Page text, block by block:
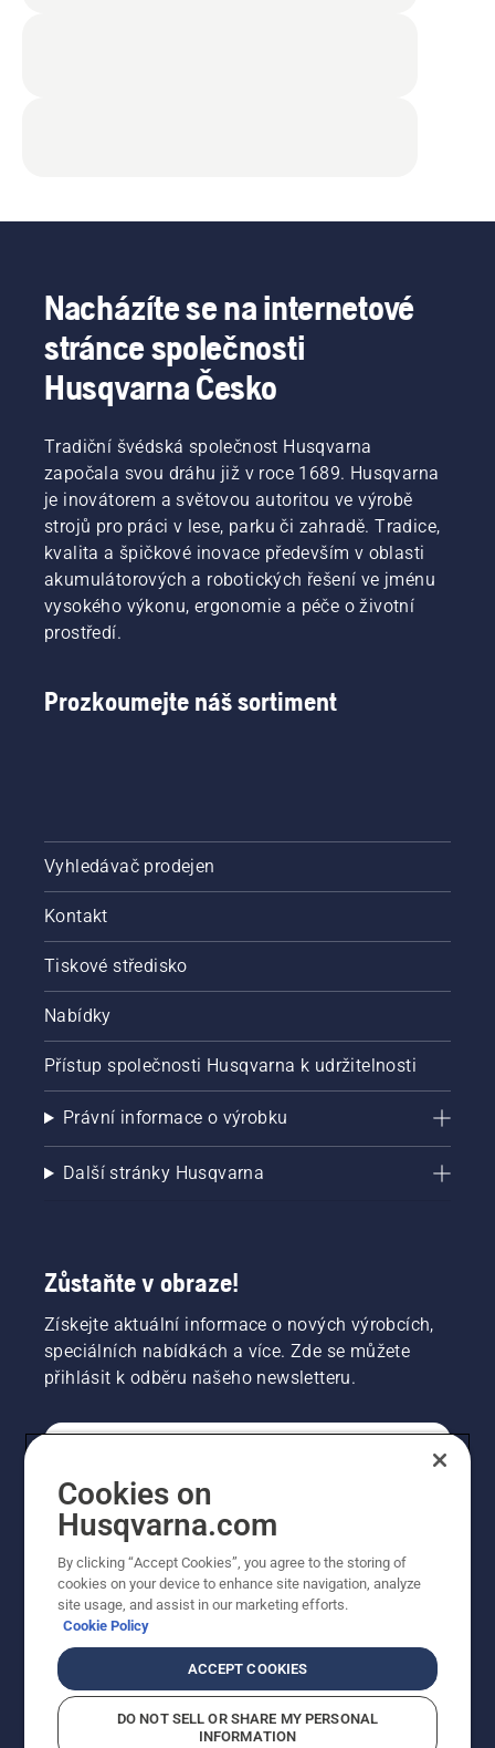
Nacházíte se na internetové
stránce společnosti
Husqvarna Česko
Tradiční švédská společnost Husqvarna
započala svou dráhu již v roce 1689. Husqvarna
je inovátorem a světovou autoritou ve výrobě
strojů pro práci v lese, parku či zahradě. Tradice,
kvalita a špičkové inovace především v oblasti
akumulátorových a robotických řešení ve jménu
vysokého výkonu, ergonomie a péče o životní
prostředí.
Prozkoumejte náš sortiment
Vyhledávač prodejen
Kontakt
Tiskové středisko
Nabídky
Přístup společnosti Husqvarna k udržitelnosti
Právní informace o výrobku
Další stránky Husqvarna
Zůstaňte v obraze!
Získejte aktuální informace o nových výrobcích,
speciálních nabídkách a více. Zde se můžete
přihlásit k odběru našeho newsletteru.
PROFESIONÁLNÍ
Cookies on
Husqvarna.com
By clicking “Accept Cookies”, you agree to the storing of
cookies on your device to enhance site navigation, analyze
site usage, and assist in our marketing efforts.
Cookie Policy
ACCEPT COOKIES
DO NOT SELL OR SHARE MY PERSONAL
INFORMATION